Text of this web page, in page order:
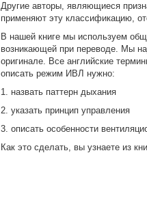
Другие авторы, являющиеся
применяют эту классификацию,
В нашей книге мы используем
возникающей при переводе. Мы
оригинале. Все английские
описать режим ИВЛ нужно:
1. назвать паттерн дыхания
2. указать принцип управления
3. описать особенности
Как это сделать, вы узнаете из